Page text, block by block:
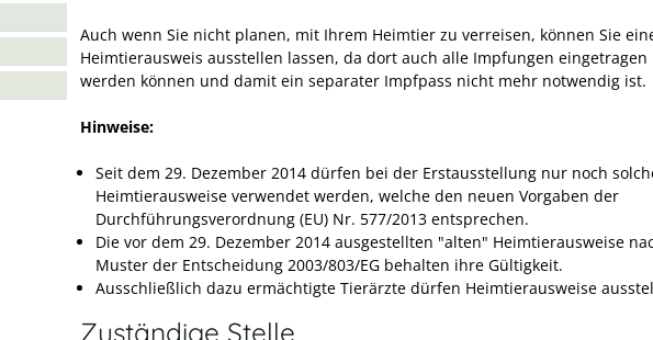
Auch wenn Sie nicht planen, mit Ihrem Heimtier zu verreisen, können Sie
Heimtierausweis ausstellen lassen, da dort auch alle Impfungen eingetragen
werden können und damit ein separater Impfpass nicht mehr notwendig ist.
Hinweise:
Seit dem 29. Dezember 2014 dürfen bei der Erstausstellung nur noch
Heimtierausweise verwendet werden, welche den neuen Vorgaben der
Durchführungsverordnung (EU) Nr. 577/2013 entsprechen.
Die vor dem 29. Dezember 2014 ausgestellten "alten" Heimtierausweise
Muster der Entscheidung 2003/803/EG behalten ihre Gültigkeit.
Ausschließlich dazu ermächtigte Tierärzte dürfen Heimtierausweise
Zuständige Stelle